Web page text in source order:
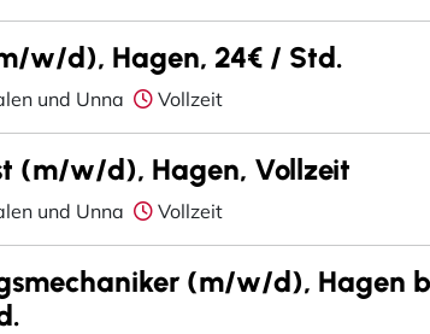
w/d), Hagen, 24€ / Std.
und Unna Vollzeit
(m/w/d), Hagen, Vollzeit
und Unna Vollzeit
(m/w/d), Hagen